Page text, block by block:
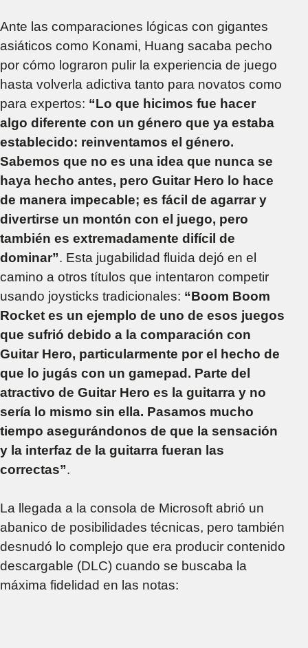
Ante las comparaciones lógicas con gigantes
asiáticos como Konami, Huang sacaba pecho
por cómo lograron pulir la experiencia de juego
hasta volverla adictiva tanto para novatos como
para expertos: “Lo que hicimos fue hacer
algo diferente con un género que ya estaba
establecido: reinventamos el género.
Sabemos que no es una idea que nunca se
haya hecho antes, pero Guitar Hero lo hace
de manera impecable; es fácil de agarrar y
divertirse un montón con el juego, pero
también es extremadamente difícil de
dominar”. Esta jugabilidad fluida dejó en el
camino a otros títulos que intentaron competir
usando joysticks tradicionales: “Boom Boom
Rocket es un ejemplo de uno de esos juegos
que sufrió debido a la comparación con
Guitar Hero, particularmente por el hecho de
que lo jugás con un gamepad. Parte del
atractivo de Guitar Hero es la guitarra y no
sería lo mismo sin ella. Pasamos mucho
tiempo asegurándonos de que la sensación
y la interfaz de la guitarra fueran las
correctas”.
La llegada a la consola de Microsoft abrió un
abanico de posibilidades técnicas, pero también
desnudó lo complejo que era producir contenido
descargable (DLC) cuando se buscaba la
máxima fidelidad en las notas: